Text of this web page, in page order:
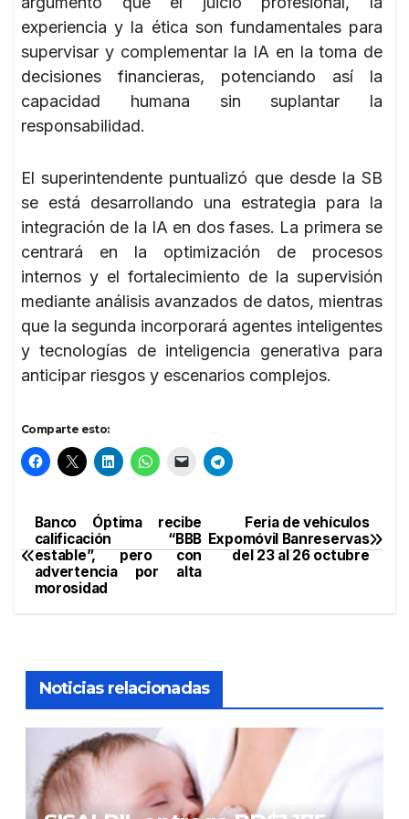
experiencia y la ética son fundamentales para
supervisar y complementar la IA en la toma de
decisiones financieras, potenciando así la
capacidad humana sin suplantar la
responsabilidad.
El superintendente puntualizó que desde la SB
se está desarrollando una estrategia para la
integración de la IA en dos fases. La primera se
centrará en la optimización de procesos
internos y el fortalecimiento de la supervisión
mediante análisis avanzados de datos, mientras
que la segunda incorporará agentes inteligentes
y tecnologías de inteligencia generativa para
anticipar riesgos y escenarios complejos.
Comparte esto:
Navegación
de
Feria de vehículos
Expomóvil Banreservas
del 23 al 26 octubre
Banco Óptima recibe
calificación “BBB
estable”, pero con
advertencia por alta
morosidad
Noticias relacionadas